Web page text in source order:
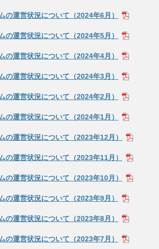
の運営状況について（2024年6月）
の運営状況について（2024年5月）
の運営状況について（2024年4月）
の運営状況について（2024年3月）
の運営状況について（2024年2月）
の運営状況について（2024年1月）
の運営状況について（2023年12月）
の運営状況について（2023年11月）
の運営状況について（2023年10月）
の運営状況について（2023年9月）
の運営状況について（2023年8月）
の運営状況について（2023年7月）